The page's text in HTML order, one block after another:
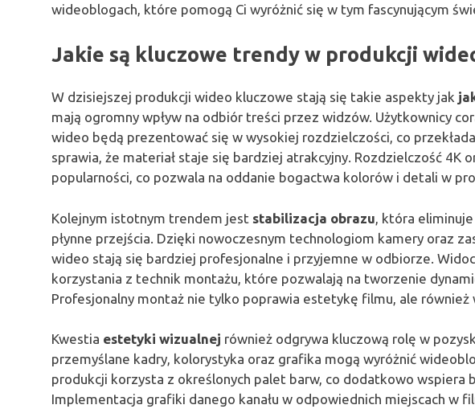
wideoblogach, które pomogą Ci wyróżnić się w tym fascynującym
Jakie są kluczowe trendy w produkcji
W dzisiejszej produkcji wideo kluczowe stają się takie aspekty jak
mają ogromny wpływ na odbiór treści przez widzów. Użytkownicy
wideo będą prezentować się w wysokiej rozdzielczości, co
sprawia, że materiał staje się bardziej atrakcyjny. Rozdzielczość 4K
popularności, co pozwala na oddanie bogactwa kolorów i detali w
Kolejnym istotnym trendem jest stabilizacja obrazu , która
płynne przejścia. Dzięki nowoczesnym technologiom kamery oraz
wideo stają się bardziej profesjonalne i przyjemne w odbiorze.
korzystania z technik montażu, które pozwalają na tworzenie
Profesjonalny montaż nie tylko poprawia estetykę filmu, ale również
Kwestia estetyki wizualnej również odgrywa kluczową rolę w
przemyślane kadry, kolorystyka oraz grafika mogą wyróżnić
produkcji korzysta z określonych palet barw, co dodatkowo wspiera
Implementacja grafiki danego kanału w odpowiednich miejscach w